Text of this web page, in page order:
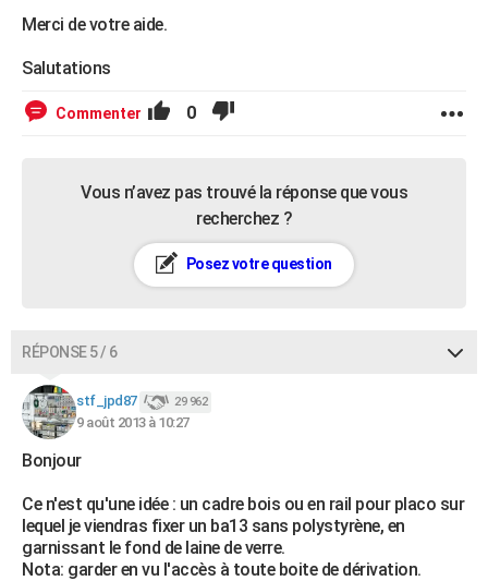
Merci de votre aide.
Salutations
Commenter 0
Vous n’avez pas trouvé la réponse que vous
recherchez ?
Posez votre question
RÉPONSE 5 / 6
stf_jpd87 29 962
9 août 2013 à 10:27
Bonjour
Ce n'est qu'une idée : un cadre bois ou en rail pour placo sur
lequel je viendras fixer un ba13 sans polystyrène, en
garnissant le fond de laine de verre.
Nota: garder en vu l'accès à toute boite de dérivation.